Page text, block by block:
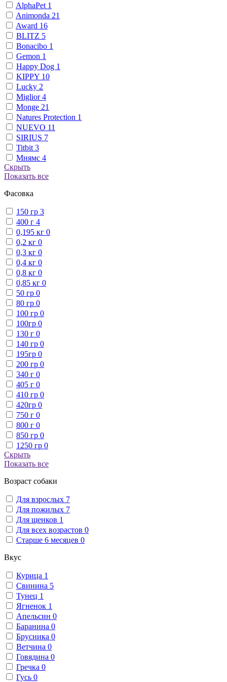
AlphaPet 1
Animonda 21
Award 16
BLITZ 5
Bonacibo 1
Gemon 1
Happy Dog 1
KIPPY 10
Lucky 2
Miglior4
Monge 21
Natures Protection 1
NUEVO 11
SIRIUS 7
Titbit 3
Мнямс 4
Скрыть
Показать все
Фасовка
150 гр 3
400 г 4
0,195 кг 0
0,2 кг 0
0,3 кг 0
0,4 кг 0
0,8 кг 0
0,85 кг 0
50 гр 0
80 гр 0
100 гр 0
100гр 0
130 г 0
140 гр 0
195гр 0
200 гр 0
340 г 0
405 г 0
410 гр 0
420гр 0
750 г 0
800 г 0
850 гр 0
1250 гр 0
Скрыть
Показать все
Возраст собаки
Для взрослых 7
Для пожилых 7
Для щенков 1
Для всех возрастов 0
Старше 6 месяцев 0
Вкус
Курица 1
Свинина 5
Тунец 1
Ягненок 1
Апельсин 0
Баранина 0
Брусника 0
Ветчина 0
Говядина 0
Гречка 0
Гусь 0